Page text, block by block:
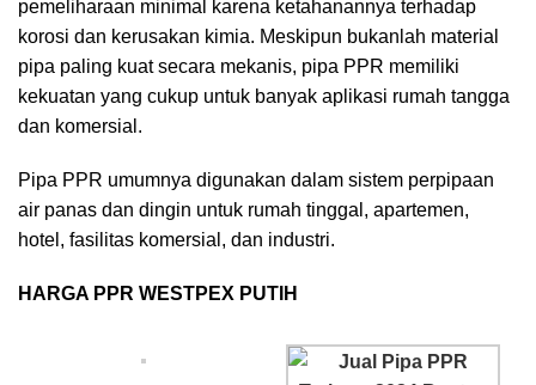
pemeliharaan minimal karena ketahanannya terhadap
korosi dan kerusakan kimia. Meskipun bukanlah material
pipa paling kuat secara mekanis, pipa PPR memiliki
kekuatan yang cukup untuk banyak aplikasi rumah tangga
dan komersial.
Pipa PPR umumnya digunakan dalam sistem perpipaan
air panas dan dingin untuk rumah tinggal, apartemen,
hotel, fasilitas komersial, dan industri.
HARGA PPR WESTPEX PUTIH